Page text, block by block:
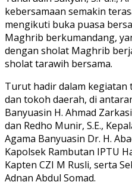
kebersamaan semakin
mengikuti buka puasa
Maghrib berkumandang,
dengan sholat Maghrib
sholat tarawih bersama.
Turut hadir dalam
dan tokoh daerah, di
Banyuasin H. Ahmad
dan Redho Munir, S.E.,
Agama Banyuasin Dr. H.
Kapolsek Rambutan IPTU
Kapten CZI M Rusli, serta
Adnan Abdul Somad.